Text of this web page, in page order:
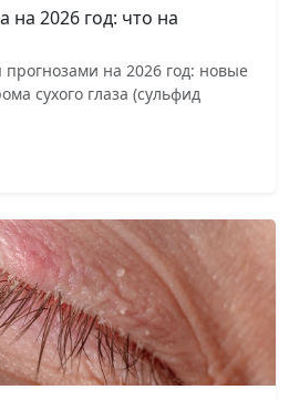
на 2026 год: что на
на 2026 год: новые
сухого глаза (сульфид